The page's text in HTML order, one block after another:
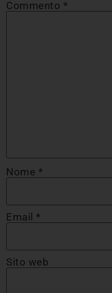
Commento *
Nome *
Email *
Sito web